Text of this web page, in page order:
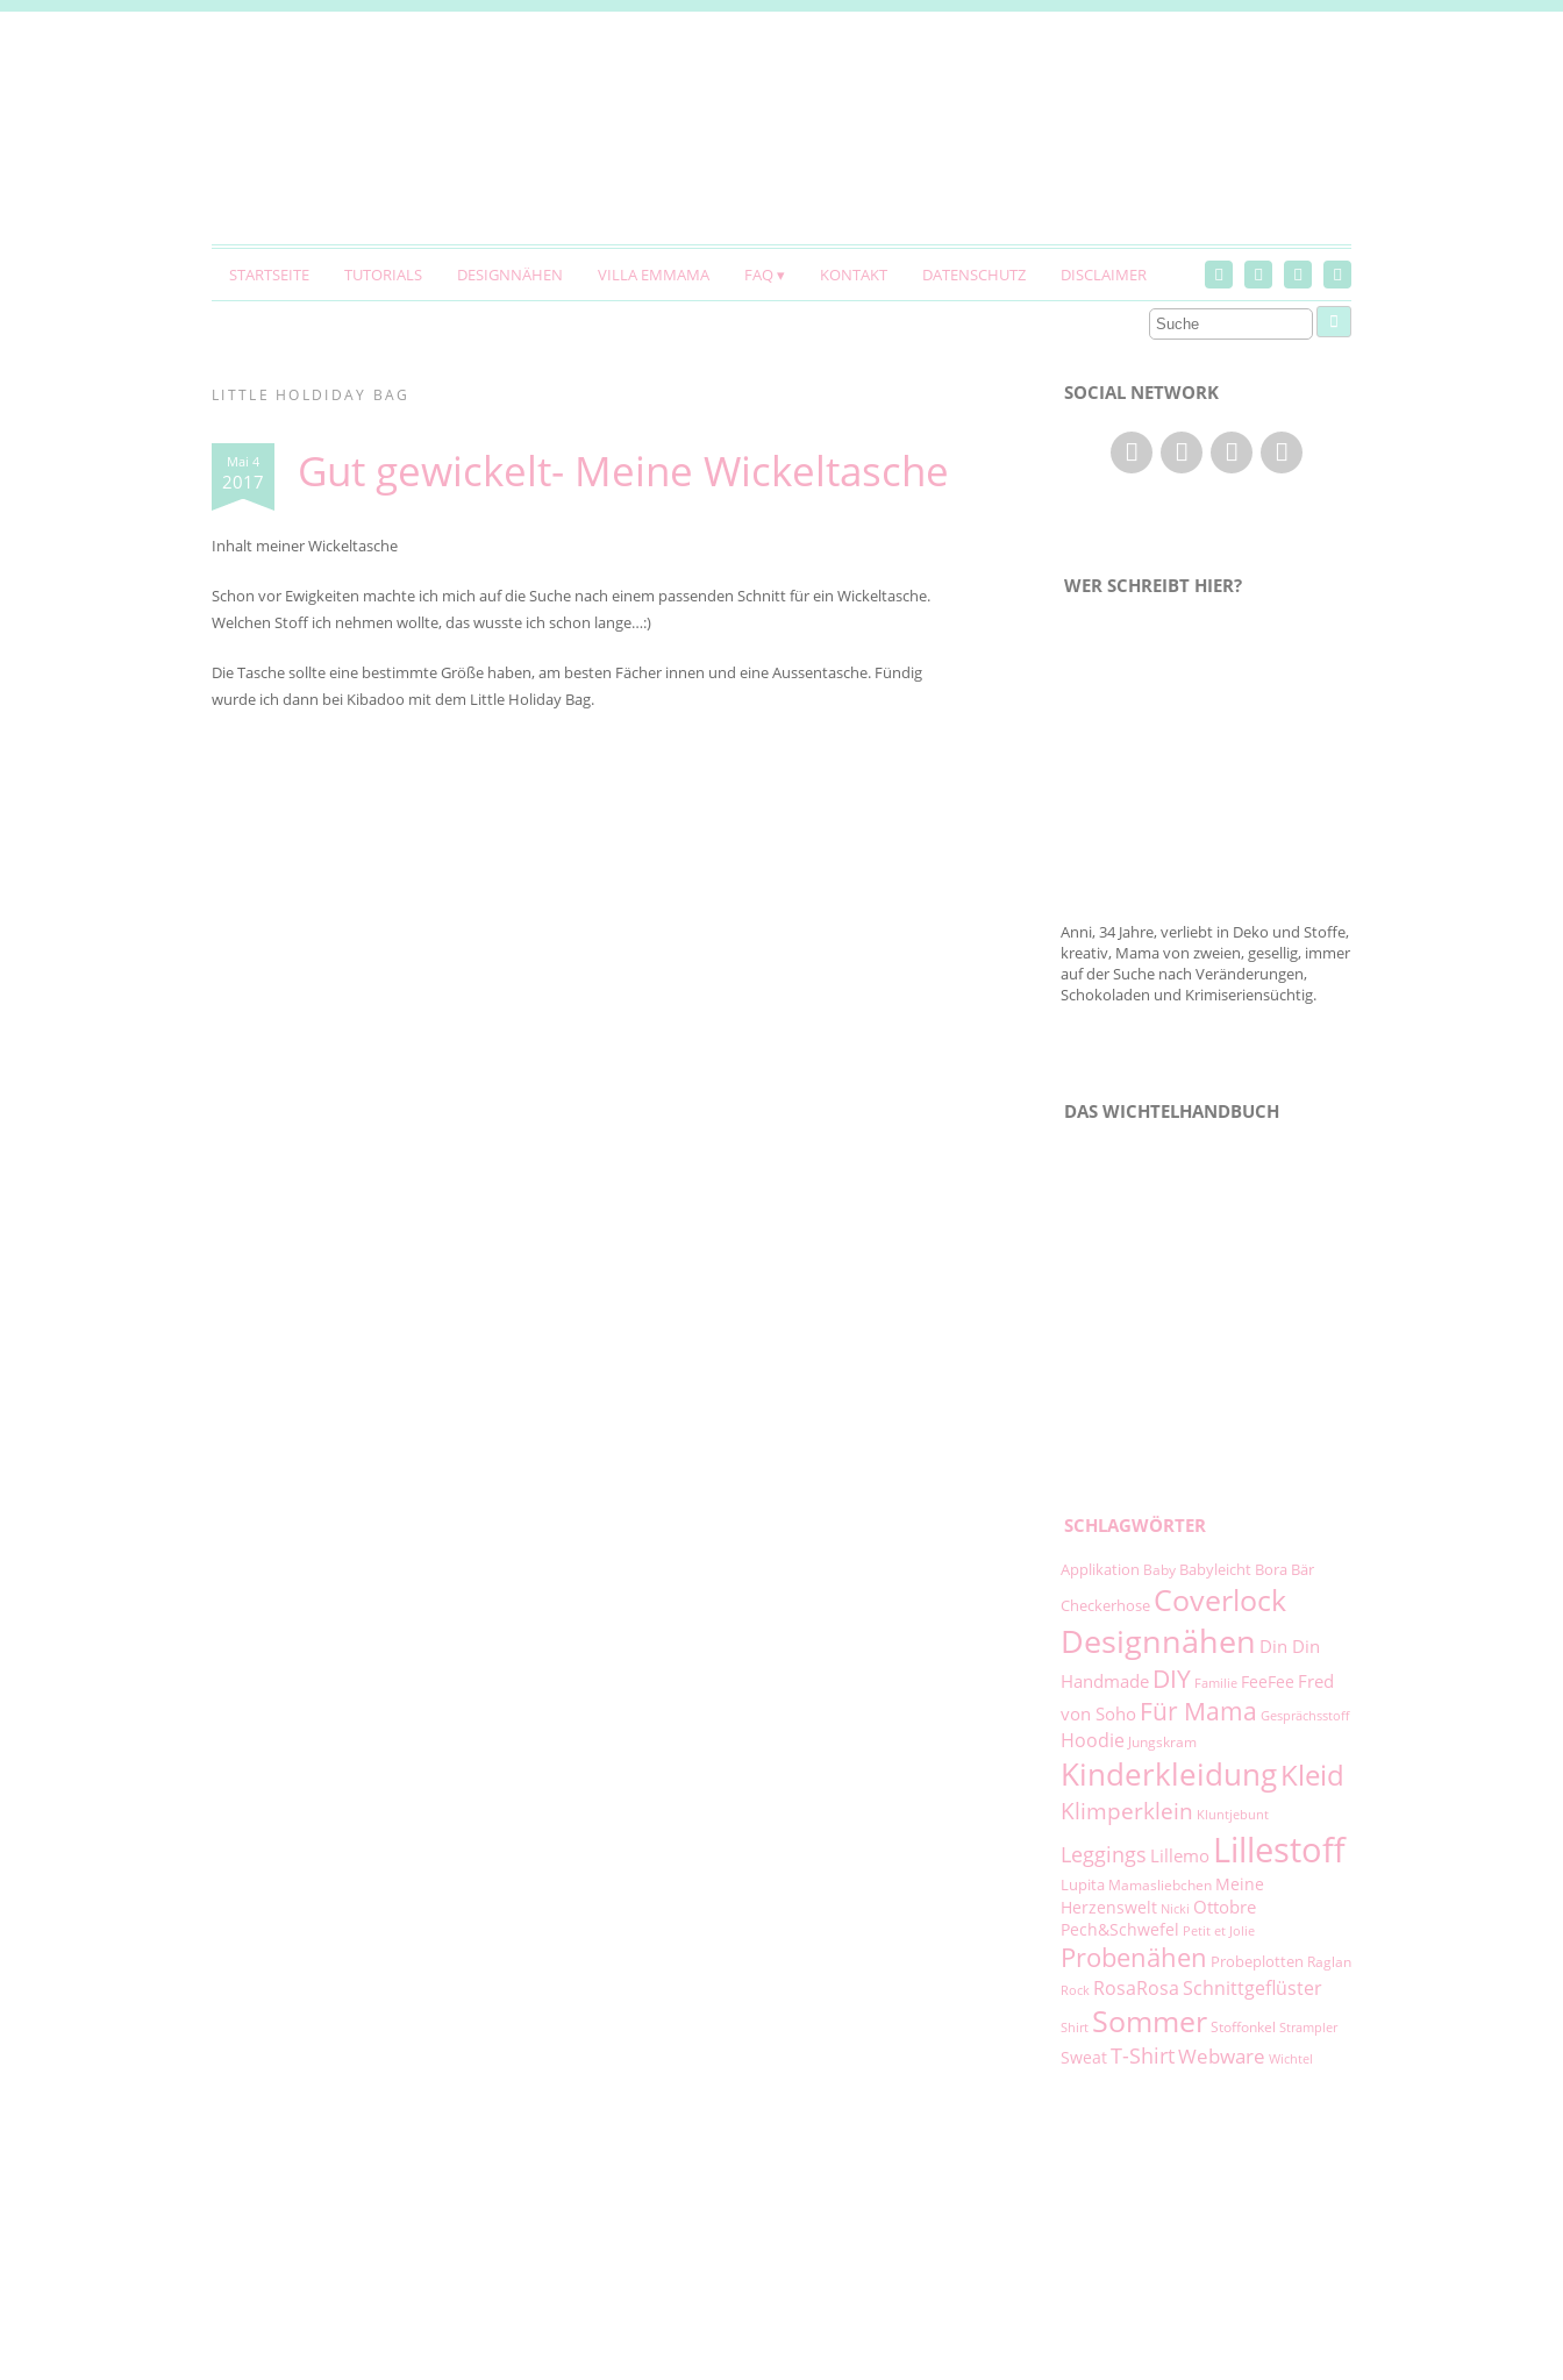
STARTSEITE TUTORIALS DESIGNNÄHEN VILLA EMMAMA FAQ KONTAKT DATENSCHUTZ DISCLAIMER
LITTLE HOLDIDAY BAG
Mai 4
2017 Gut gewickelt- Meine Wickeltasche
Inhalt meiner Wickeltasche
Schon vor Ewigkeiten machte ich mich auf die Suche nach einem passenden Schnitt für ein Wickeltasche.
Welchen Stoff ich nehmen wollte, das wusste ich schon lange…:)
Die Tasche sollte eine bestimmte Größe haben, am besten Fächer innen und eine Aussentasche. Fündig
wurde ich dann bei Kibadoo mit dem Little Holiday Bag.
SOCIAL NETWORK
WER SCHREIBT HIER?
Anni, 34 Jahre, verliebt in Deko und Stoffe,
kreativ, Mama von zweien, gesellig, immer
auf der Suche nach Veränderungen,
Schokoladen und Krimiseriensüchtig.
DAS WICHTELHANDBUCH
SCHLAGWÖRTER
Applikation Baby Babyleicht Bora Bär
Checkerhose Coverlock
Designnähen Din Din
Handmade DIY Familie FeeFee Fred
von Soho Für Mama Gesprächsstoff
Hoodie Jungskram
KinderkleidungKleid
Klimperklein Kluntjebunt
Leggings Lillemo Lillestoff
Lupita Mamasliebchen Meine
Herzenswelt Nicki Ottobre
Pech&Schwefel Petit et Jolie
Probenähen Probeplotten Raglan
Rock RosaRosa Schnittgeflüster
Shirt Sommer Stoffonkel Strampler
SweatT-ShirtWebware Wichtel